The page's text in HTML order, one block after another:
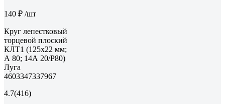
140 ₽ /шт
Круг лепестковый
торцевой плоский
КЛТ1 (125х22 мм;
А 80; 14А 20/P80)
Луга
4603347337967
4.7(416)